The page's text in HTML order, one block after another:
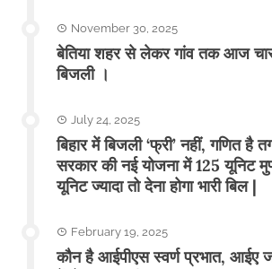
November 30, 2025
बेतिया शहर से लेकर गांव तक आज
बिजली ।
July 24, 2025
बिहार में बिजली ‘फ्री’ नहीं, गणित है
सरकार की नई योजना में 125 यूनिट
यूनिट ज्यादा तो देना होगा भारी बिल |
February 19, 2025
कौन है आईपीएस स्वर्ण प्रभात, आईए